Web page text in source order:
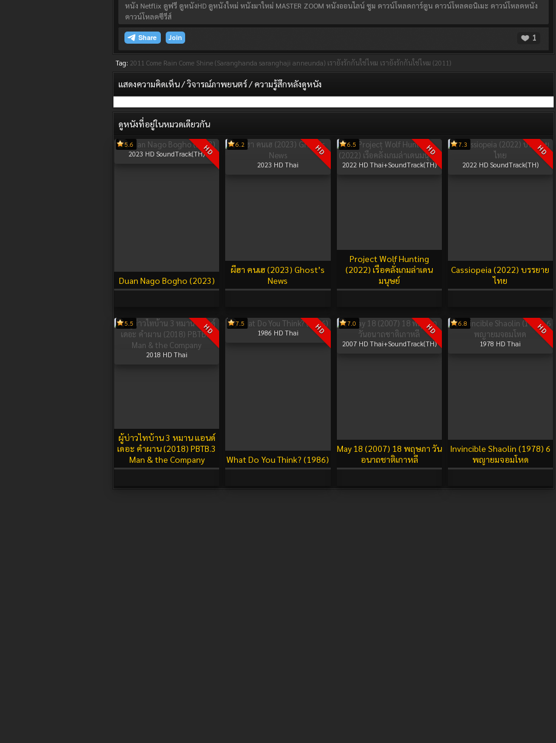
หนัง Netflix ดูฟรี ดูหนังHD ดูหนังใหม่ หนังมาใหม่ MASTER ZOOM หนังออนไลน์ ซูม ดาวน์โหลดการ์ตูน ดาวน์โหลดอนิเมะ ดาวน์โหลดหนัง
ดาวน์โหลดซีรีส์
Join 1
Tag: 2011 Come Rain Come Shine (Saranghanda saranghaji anneunda) เรายังรักกันใช่ไหม เรายังรักกันใช่ไหม (2011)
แสดงความคิดเห็น / วิจารณ์ภาพยนตร์ / ความรู้สึกหลังดูหนัง
ดูหนังที่อยู่ในหมวดเดียวกัน
5.6 HD
Duan Nago Bogho (2023)
2023 HD SoundTrack(TH)
6.2 HD
ผีฮา คนเฮ (2023) Ghost’s
News
2023 HD Thai
6.5 HD
Project Wolf Hunting
(2022) เรือคลั่งเกมล่าเดน
มนุษย์
2022HD Thai+SoundTrack(TH)
7.3 HD
Cassiopeia (2022) บรรยาย
ไทย
2022HD SoundTrack(TH)
5.5 HD
ผู้บ่าวไทบ้าน 3 หมาน แอนด์
เดอะ คำผาน (2018) PBTB.3
Man & the Company
2018 HD Thai
7.5 HD
What Do You Think? (1986)
1986 HD Thai
7.0 HD
May 18 (2007) 18 พฤษภา วัน
อนาถชาติเกาหลี
2007HD Thai+SoundTrack(TH)
6.8 HD
Invincible Shaolin (1978) 6
พญายมจอมโหด
1978 HD Thai